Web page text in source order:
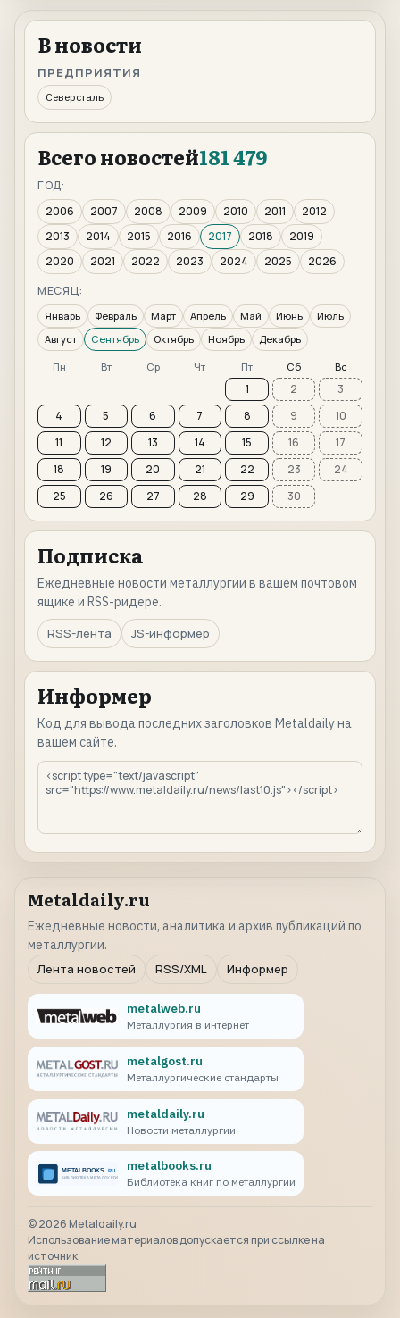
В новости
ПРЕДПРИЯТИЯ
Северсталь
Всего новостей181 479
ГОД:
2006
2007 2008 2009 2010 2011
2012
2013
2014 2015 2016 2017 2018
2019
2020
2021 2022 2023 2024 2025
2026
МЕСЯЦ:
Январь Февраль Март Апрель Май Июнь
Июль
Август
Сентябрь Октябрь Ноябрь Декабрь
Пн Вт Ср Чт Пт Сб Вс
1 2
3
4
5 6 7 8 9
10
11
12 13 14 15 16
17
18
19 20 21 22 23
24
25
26 27 28 29 30
Подписка
Ежедневные новости металлургии в вашем почтовом
ящике и RSS-ридере.
RSS-лента
JS-информер
Информер
Код для вывода последних заголовков Metaldaily на
вашем сайте.
Metaldaily.ru
Ежедневные новости, аналитика и архив публикаций по
металлургии.
Лента новостей
RSS/XML Информер
metalweb.ru
Металлургия в интернет
metalgost.ru
Металлургические стандарты
metaldaily.ru
Новости металлургии
metalbooks.ru
Библиотека книг по металлургии
©2026 Metaldaily.ru
Использование материалов допускается при ссылке на
источник.